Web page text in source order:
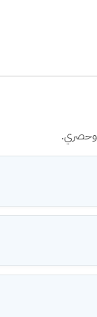
وحصري.